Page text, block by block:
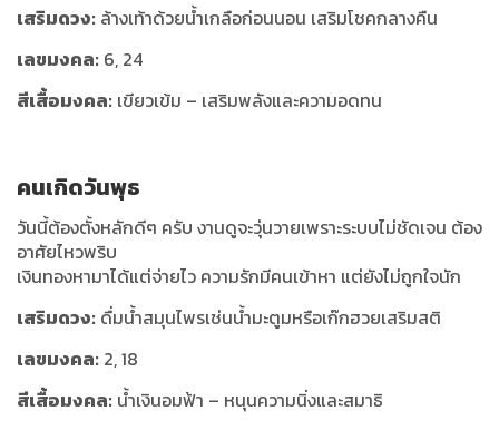
เสริมดวง: ล้างเท้าด้วยน้ำเกลือก่อนนอน เสริมโชคกลางคืน
เลขมงคล: 6, 24
สีเสื้อมงคล: เขียวเข้ม – เสริมพลังและความอดทน
คนเกิดวันพุธ
วันนี้ต้องตั้งหลักดีๆ ครับ งานดูจะวุ่นวายเพราะระบบไม่ชัดเจน ต้อง
อาศัยไหวพริบ
เงินทองหามาได้แต่จ่ายไว ความรักมีคนเข้าหา แต่ยังไม่ถูกใจนัก
เสริมดวง: ดื่มน้ำสมุนไพรเช่นน้ำมะตูมหรือเก๊กฮวยเสริมสติ
เลขมงคล: 2, 18
สีเสื้อมงคล: น้ำเงินอมฟ้า – หนุนความนิ่งและสมาธิ